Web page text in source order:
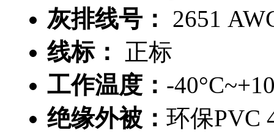
灰排线号：
2651
线标： 正标
工作温度： -
绝缘外被： 环保PVC